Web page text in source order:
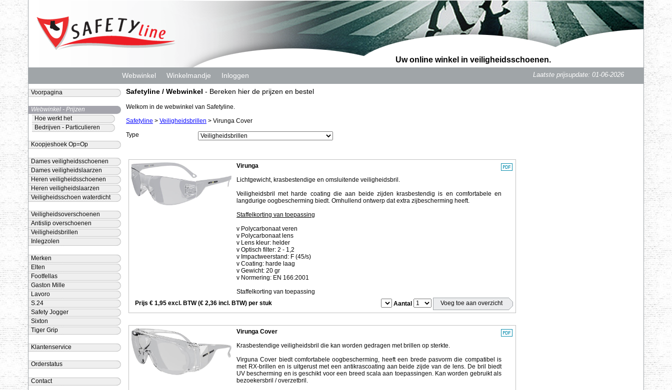
Uw online winkel in veiligheidsschoenen.
Laatste prijsupdate: 01-06-2026
Webwinkel Winkelmandje
Inloggen
Safetyline / Webwinkel - Bereken hier de prijzen en bestel
Welkom in de webwinkel van Safetyline.
Safetyline > Veiligheidsbrillen > Virunga Cover
Type
Virunga
Lichtgewicht, krasbestendige en omsluitende veiligheidsbril.
Veiligheidsbril met harde coating die aan beide zijden krasbestendig is en comfortabele en
langdurige oogbescherming biedt. Omhullend ontwerp dat extra zijbescherming heeft.
Staffelkorting van toepassing
v Polycarbonaat veren
v Polycarbonaat lens
v Lens kleur: helder
v Optisch filter: 2 - 1,2
v Impactweerstand: F (45/s)
v Coating: harde laag
v Gewicht: 20 gr
v Normering: EN 166:2001
Staffelkorting van toepassing
Prijs € 1,95 excl. BTW (€ 2,36 incl. BTW) per stuk
Aantal
Virunga Cover
Krasbestendige veiligheidsbril die kan worden gedragen met brillen op sterkte.
Virguna Cover biedt comfortabele oogbescherming, heeft een brede pasvorm die compatibel is
met RX-brillen en is uitgerust met een antikrascoating aan beide zijde van de lens. De bril biedt
UV bescherming en is geschikt voor een breed scala aan toepassingen. Kan worden gebruikt als
bezoekersbril / overzetbril.
Voorpagina
Webwinkel - Prijzen
Hoe werkt het
Bedrijven - Particulieren
Koopjeshoek Op=Op
Dames veiligheidsschoenen
Dames veiligheidslaarzen
Heren veiligheidsschoenen
Heren veiligheidslaarzen
Veiligheidsschoen waterdicht
Veiligheidsoverschoenen
Antislip overschoenen
Veiligheidsbrillen
Inlegzolen
Merken
Elten
Footfellas
Gaston Mille
Lavoro
S.24
Safety Jogger
Sixton
Tiger Grip
Klantenservice
Orderstatus
Contact